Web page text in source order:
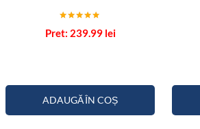
5.00
239.99 lei
ADAUGĂ ÎN COȘ